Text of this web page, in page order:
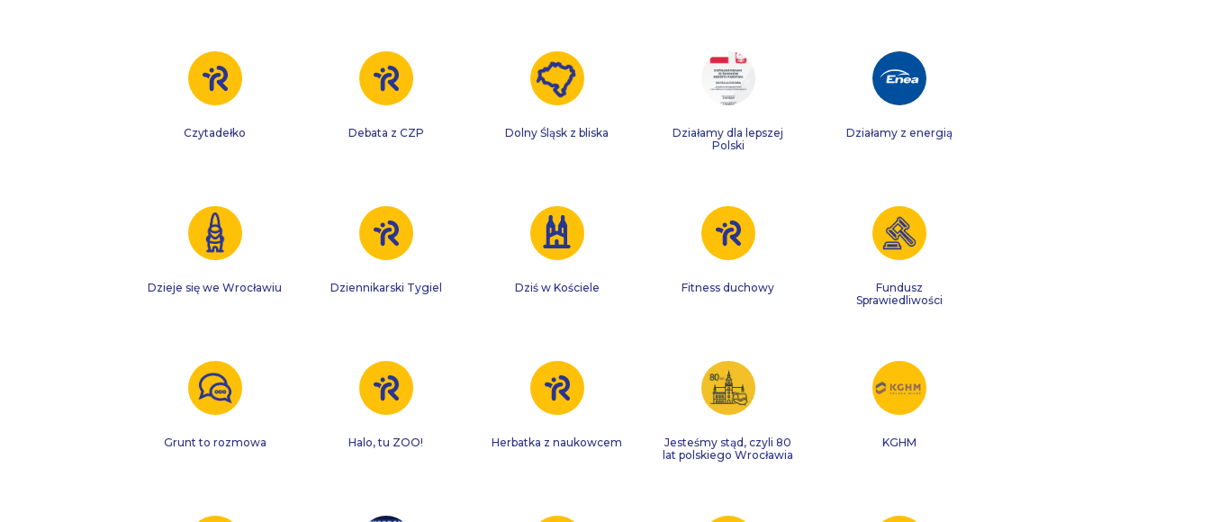
Czytadełko Debata z CZP Dolny Śląsk z bliska
Działamy dla lepszej
Polski
Działamy z energią
Dzieje się we Wrocławiu Dziennikarski Tygiel Dziś w Kościele Fitness duchowy
Fundusz
Sprawiedliwości
Grunt to rozmowa Halo, tu ZOO! Herbatka z naukowcem
Jesteśmy stąd, czyli 80
lat polskiego Wrocławia
KGHM